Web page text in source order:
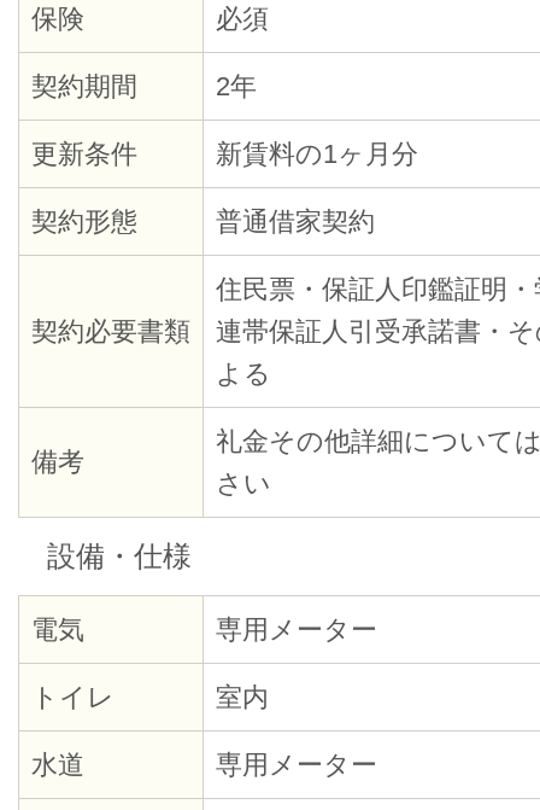
保険 必須
契約期間 2年
更新条件 新賃料の1ヶ月分
契約形態 普通借家契約
契約必要書類
住民票・保証人印鑑証明
連帯保証人引受承諾書・
よる
備考
礼金その他詳細について
さい
設備・仕様
電気 専用メーター
トイレ 室内
水道 専用メーター